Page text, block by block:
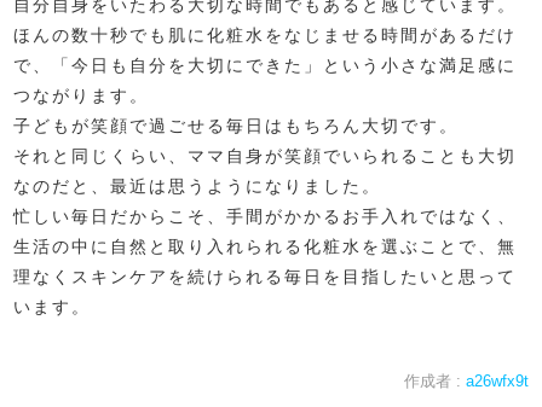
自分自身をいたわる大切な時間でもあると感じています。
ほんの数十秒でも肌に化粧水をなじませる時間があるだけ
で、「今日も自分を大切にできた」という小さな満足感に
つながります。
子どもが笑顔で過ごせる毎日はもちろん大切です。
それと同じくらい、ママ自身が笑顔でいられることも大切
なのだと、最近は思うようになりました。
忙しい毎日だからこそ、手間がかかるお手入れではなく、
生活の中に自然と取り入れられる化粧水を選ぶことで、無
理なくスキンケアを続けられる毎日を目指したいと思って
います。
作成者 : a26wfx9t